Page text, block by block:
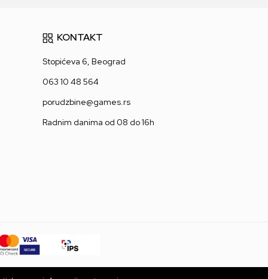
KONTAKT
Stopićeva 6, Beograd
063 10 48 564
porudzbine@games.rs
Radnim danima od 08 do 16h